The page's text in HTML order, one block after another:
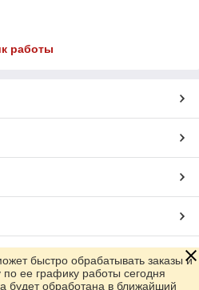
работы
быстро обрабатывать заказы и
ее графику работы сегодня
будет обработана в ближайший